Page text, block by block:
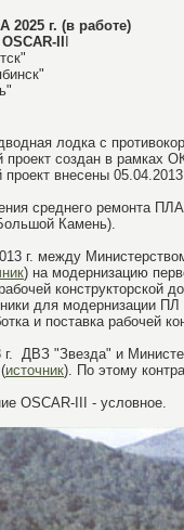
г. (в работе)
II
лодка с
проект создан в рамках
проект внесены 05.04.2013
среднего ремонта
Камень).
г. между
) на модернизацию
конструкторской
для модернизации
и поставка рабочей
г. ДВЗ "Звезда" и
источник). По этому
OSCAR-III - условное.